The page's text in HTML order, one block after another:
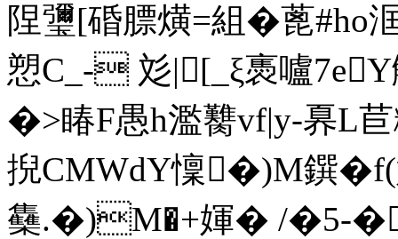
陧瓕[碈膘熿=組�蓖#ho
愬C_- 彣|[_ξ褭嚧
�>睶F愚h濫臡vf|y-奡L
掜CMWdY懍�)M鐉
雧.�)M�+媈� /�5-